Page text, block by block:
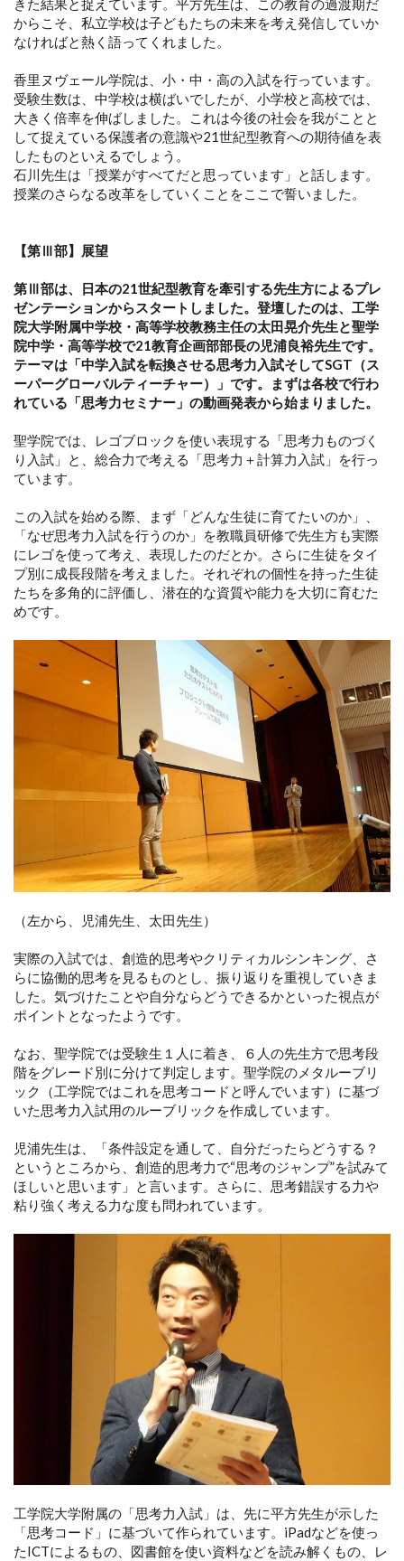
きた結果と捉えています。平方先生は、この教育の過渡期だ
からこそ、私立学校は子どもたちの未来を考え発信していか
なければと熱く語ってくれました。
香里ヌヴェール学院は、小・中・高の入試を行っています。
受験生数は、中学校は横ばいでしたが、小学校と高校では、
大きく倍率を伸ばしました。これは今後の社会を我がことと
して捉えている保護者の意識や21世紀型教育への期待値を表
したものといえるでしょう。
石川先生は「授業がすべてだと思っています」と話します。
授業のさらなる改革をしていくことをここで誓いました。
【第Ⅲ部】展望
第Ⅲ部は、日本の21世紀型教育を牽引する先生方によるプレ
ゼンテーションからスタートしました。登壇したのは、工学
院大学附属中学校・高等学校教務主任の太田晃介先生と聖学
院中学・高等学校で21教育企画部部長の児浦良裕先生です。
テーマは「中学入試を転換させる思考力入試そしてSGT（ス
ーパーグローバルティーチャー）」です。まずは各校で行わ
れている「思考力セミナー」の動画発表から始まりました。
聖学院では、レゴブロックを使い表現する「思考力ものづく
り入試」と、総合力で考える「思考力＋計算力入試」を行っ
ています。
この入試を始める際、まず「どんな生徒に育てたいのか」、
「なぜ思考力入試を行うのか」を教職員研修で先生方も実際
にレゴを使って考え、表現したのだとか。さらに生徒をタイ
プ別に成長段階を考えました。それぞれの個性を持った生徒
たちを多角的に評価し、潜在的な資質や能力を大切に育むた
めです。
（左から、児浦先生、太田先生）
実際の入試では、創造的思考やクリティカルシンキング、さ
らに協働的思考を見るものとし、振り返りを重視していきま
した。気づけたことや自分ならどうできるかといった視点が
ポイントとなったようです。
なお、聖学院では受験生１人に着き、６人の先生方で思考段
階をグレード別に分けて判定します。聖学院のメタルーブリ
ック（工学院ではこれを思考コードと呼んでいます）に基づ
いた思考力入試用のルーブリックを作成しています。
児浦先生は、「条件設定を通して、自分だったらどうする？
というところから、創造的思考力で“思考のジャンプ”を試みて
ほしいと思います」と言います。さらに、思考錯誤する力や
粘り強く考える力な度も問われています。
工学院大学附属の「思考力入試」は、先に平方先生が示した
「思考コード」に基づいて作られています。iPadなどを使っ
たICTによるもの、図書館を使い資料などを読み解くもの、レ